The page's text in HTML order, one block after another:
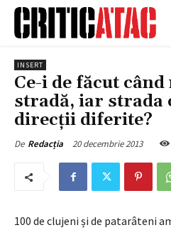
INSERT
Ce-i de făcut
stradă, iar strada
direcții diferite?
De Redacția 20 decembrie 2013
100 de clujeni și de patarâteni